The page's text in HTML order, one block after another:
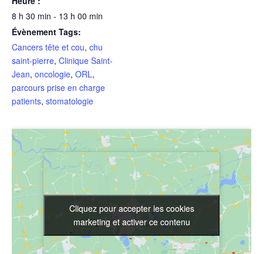
8 h 30 min - 13 h 00 min
Évènement Tags:
Cancers tête et cou, chu
saint-pierre, Clinique Saint-
Jean, oncologie, ORL,
parcours prise en charge
patients, stomatologie
Cliquez pour accepter les cookies
marketing et activer ce contenu
Cliquez pour accepter les cookies
marketing et activer ce contenu